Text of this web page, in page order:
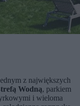
z największych
Wodną, parkiem
i wieloma